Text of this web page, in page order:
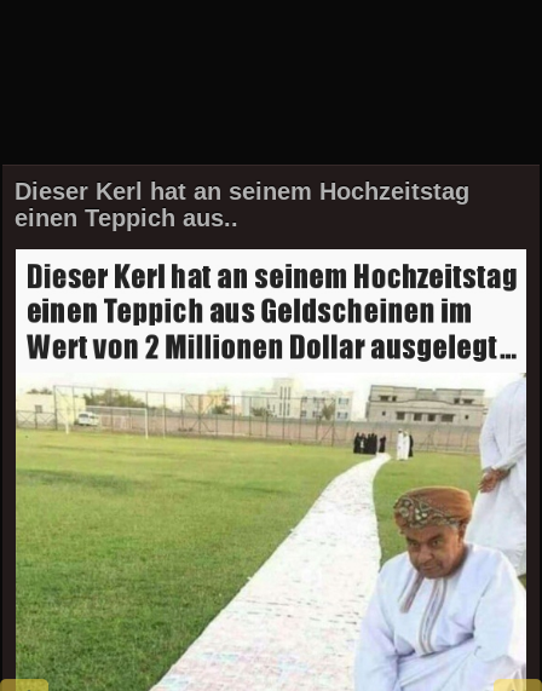
Dieser Kerl hat an seinem Hochzeitstag
einen Teppich aus..